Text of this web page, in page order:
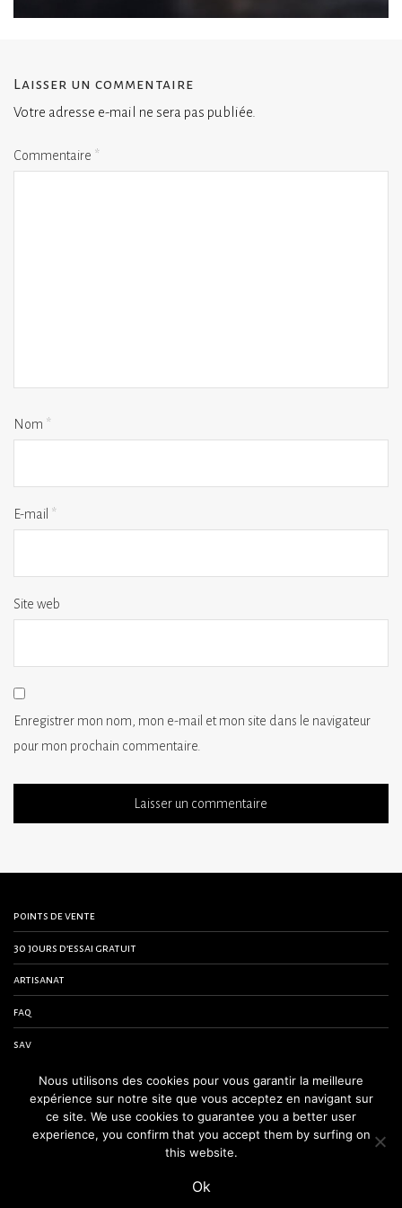
Laisser un commentaire
Votre adresse e-mail ne sera pas publiée.
Commentaire *
Nom *
E-mail *
Site web
Enregistrer mon nom, mon e-mail et mon site dans le navigateur
pour mon prochain commentaire.
points de vente
30 jours d’essai gratuit
artisanat
faq
sav
contactez-nous
conditions générales de vente
mentions légales
Nous utilisons des cookies pour vous garantir la meilleure
expérience sur notre site que vous acceptez en navigant sur
ce site. We use cookies to guarantee you a better user
experience, you confirm that you accept them by surfing on
this website.
Ok